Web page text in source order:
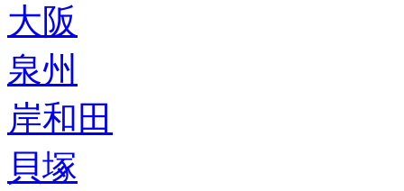
大阪
泉州
岸和田
貝塚